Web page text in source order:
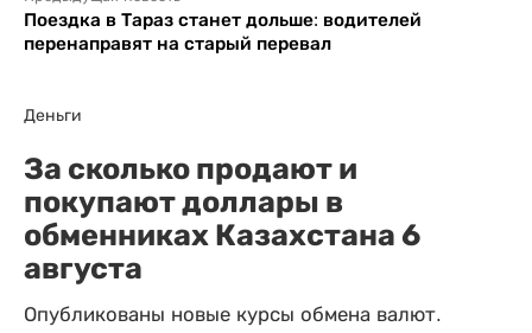
Поездка в Тараз станет дольше: водителей
перенаправят на старый перевал
Деньги
За сколько продают и
покупают доллары в
обменниках Казахстана 6
августа
Опубликованы новые курсы обмена валют.